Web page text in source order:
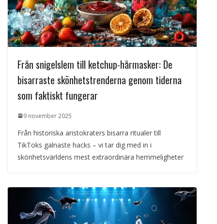
Från snigelslem till ketchup-hårmasker: De
bisarraste skönhetstrenderna genom tiderna
som faktiskt fungerar
9 november 2025
Från historiska aristokraters bisarra ritualer till
TikToks galnaste hacks – vi tar dig med in i
skönhetsvärldens mest extraordinära hemmeligheter